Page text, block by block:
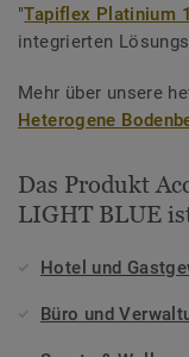
"Tapiflex Platinium
integrierten
Mehr über unsere
Heterogene
Das Produkt
LIGHT BLUE
Hotel und
Büro und